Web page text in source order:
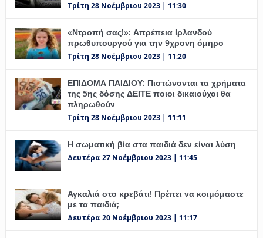
Τρίτη 28 Νοέμβριου 2023 | 11:30
«Ντροπή σας!»: Απρέπεια Ιρλανδού
πρωθυπουργού για την 9χρονη όμηρο
Τρίτη 28 Νοέμβριου 2023 | 11:20
ΕΠΙΔΟΜΑ ΠΑΙΔΙΟΥ: Πιστώνονται τα χρήματα
της 5ης δόσης ΔΕΙΤΕ ποιοι δικαιούχοι θα
πληρωθούν
Τρίτη 28 Νοέμβριου 2023 | 11:11
Η σωματική βία στα παιδιά δεν είναι λύση
Δευτέρα 27 Νοέμβριου 2023 | 11:45
Αγκαλιά στο κρεβάτι! Πρέπει να κοιμόμαστε
με τα παιδιά;
Δευτέρα 20 Νοέμβριου 2023 | 11:17